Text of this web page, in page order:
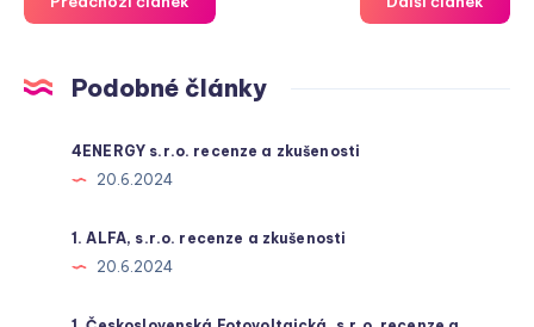
Podobné články
4ENERGY s.r.o. recenze a zkušenosti
20.6.2024
1. ALFA, s.r.o. recenze a zkušenosti
20.6.2024